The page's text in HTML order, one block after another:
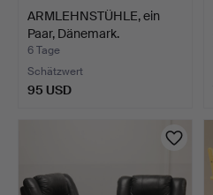
ARMLEHNSTÜHLE, ein
Paar, Dänemark.
6 Tage
Schätzwert
95 USD